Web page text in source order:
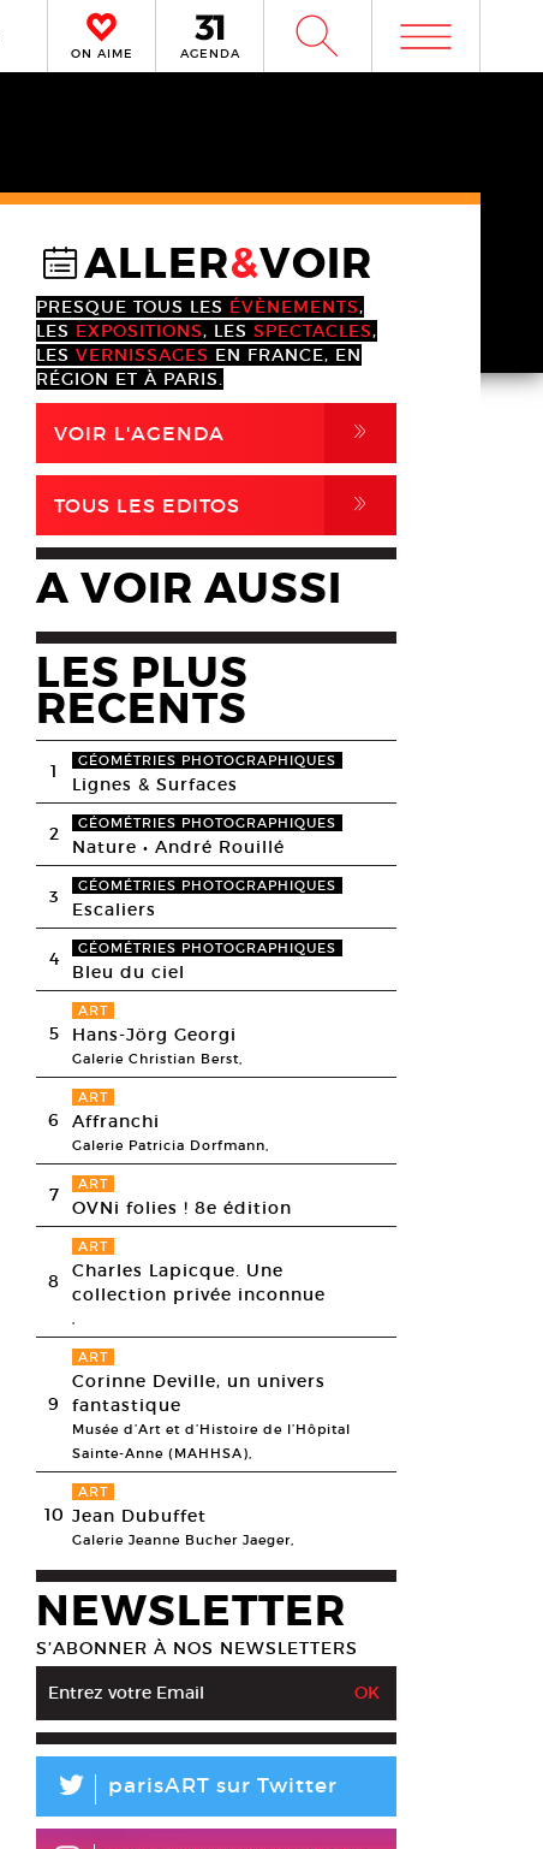
ON AIME AGENDA W m
@ALLER&VOIR
PRESQUE TOUS LES ÉVÈNEMENTS,
LES EXPOSITIONS, LES SPECTACLES,
LES VERNISSAGES EN FRANCE, EN
RÉGION ET À PARIS.
VOIR L'AGENDA ,
TOUS LES EDITOS ,
A VOIR AUSSI
LES PLUS
RECENTS
1 GÉOMÉTRIES PHOTOGRAPHIQUES
Lignes & Surfaces
2 GÉOMÉTRIES PHOTOGRAPHIQUES
Nature • André Rouillé
3 GÉOMÉTRIES PHOTOGRAPHIQUES
Escaliers
4 GÉOMÉTRIES PHOTOGRAPHIQUES
Bleu du ciel
5
ART
Hans-Jörg Georgi
Galerie Christian Berst,
6
ART
Affranchi
Galerie Patricia Dorfmann,
7 ART
OVNi folies ! 8e édition
8
ART
Charles Lapicque. Une
collection privée inconnue
,
9
ART
Corinne Deville, un univers
fantastique
Musée d’Art et d’Histoire de l’Hôpital
Sainte-Anne (MAHHSA),
10
ART
Jean Dubuffet
Galerie Jeanne Bucher Jaeger,
NEWSLETTER
S’ABONNER À NOS NEWSLETTERS
L parisART sur Twitter